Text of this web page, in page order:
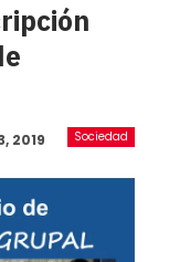
Sociedad
2019